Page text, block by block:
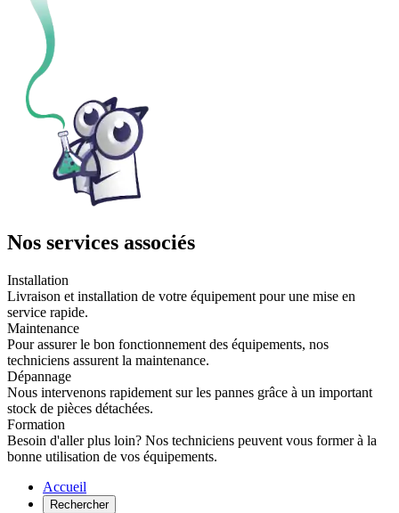
Nos services associés
Installation
Livraison et installation de votre équipement pour une mise en
service rapide.
Maintenance
Pour assurer le bon fonctionnement des équipements, nos
techniciens assurent la maintenance.
Dépannage
Nous intervenons rapidement sur les pannes grâce à un important
stock de pièces détachées.
Formation
Besoin d'aller plus loin? Nos techniciens peuvent vous former à la
bonne utilisation de vos équipements.
Accueil
Rechercher